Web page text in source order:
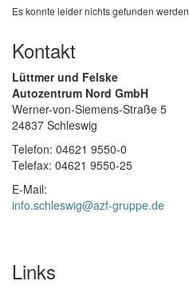
Es konnte leider nichts gefunden werden
Kontakt
Lüttmer und Felske
Autozentrum Nord GmbH
Werner-von-Siemens-Straße 5
24837 Schleswig
Telefon: 04621 9550-0
Telefax: 04621 9550-25
E-Mail:
info.schleswig@azf-gruppe.de
Links